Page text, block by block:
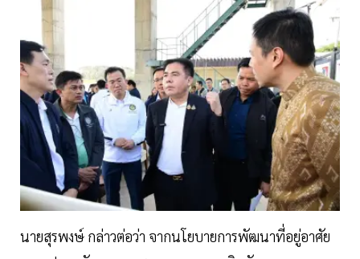
นายสุรพงษ์ กล่าวต่อว่า จากนโยบายการพัฒนาที่อยู่อาศัย